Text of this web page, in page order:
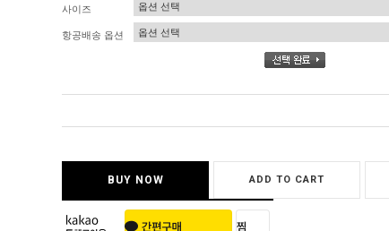
사이즈
항공배송 옵션
BUY NOW ADD TO CART